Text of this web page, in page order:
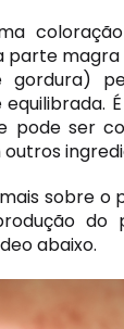
parte
gordura)
pode ser
sobre o
do
abaixo.